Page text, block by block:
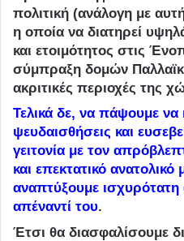
πολιτική (ανάλογη με
η οποία να διατηρεί
και ετοιμότητος στις
σύμπραξη δομών
ακριτικές περιοχές της
Τελικά δε, να πάψουμε να
ψευδαισθήσεις και
γειτονία με τον
και επεκτατικό ανατολικό
αναπτύξουμε
απέναντί του.
Έτσι θα διασφαλίσουμε